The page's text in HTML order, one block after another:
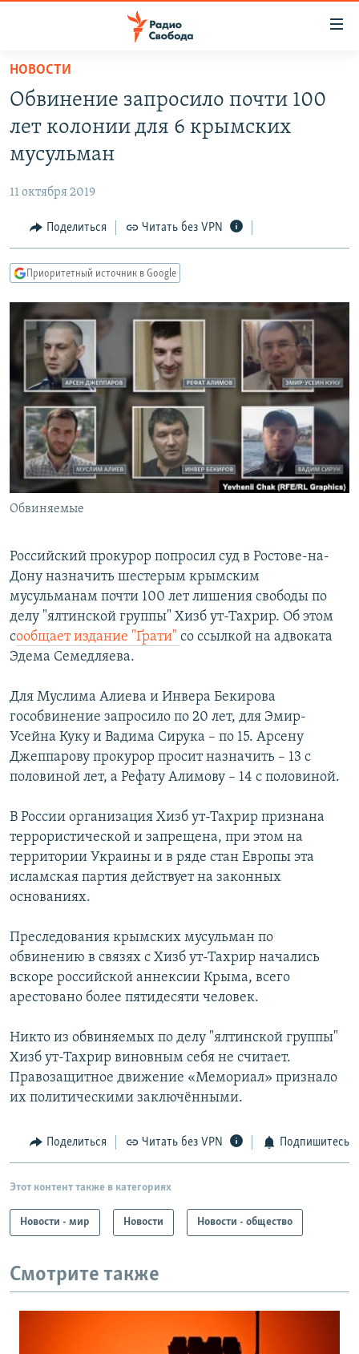
упрощенного
доступа
основному
Вернутся
Вернутся
поиску
ПРОГРАММЫ
МНЕНИЯ
КУЛЬТУРА
КАВКАЗ.РЕАЛИИ
СЕВЕР.РЕАЛИИ
СИБИРЬ.РЕАЛИИ
РАСПИСАНИЕ ВЕЩАНИЯ
ПОДПИШИТЕСЬ НА РАССЫЛКУ
СОЦИАЛЬНЫЕ СЕТИ
Все сайты РСЕ/РС
НОВОСТИ
Обвинение запросило почти 100
лет колонии для 6 крымских
мусульман
11 октября 2019
Поделиться Читать без VPN
Приоритетный источник в Google
Обвиняемые
Российский прокурор попросил суд в Ростове-на-
Дону назначить шестерым крымским
мусульманам почти 100 лет лишения свободы по
делу "ялтинской группы" Хизб ут-Тахрир. Об этом
сообщает издание "Ґрати" со ссылкой на адвоката
Эдема Семедляева.
Для Муслима Алиева и Инвера Бекирова
гособвинение запросило по 20 лет, для Эмир-
Усейна Куку и Вадима Сирука – по 15. Арсену
Джеппарову прокурор просит назначить – 13 с
половиной лет, а Рефату Алимову – 14 с половиной.
В России организация Хизб ут-Тахрир признана
террористической и запрещена, при этом на
территории Украины и в ряде стан Европы эта
исламская партия действует на законных
основаниях.
Преследования крымских мусульман по
обвинению в связях с Хизб ут-Тахрир начались
вскоре российской аннексии Крыма, всего
арестовано более пятидесяти человек.
Никто из обвиняемых по делу "ялтинской группы"
Хизб ут-Тахрир виновным себя не считает.
Правозащитное движение «Мемориал» признало
их политическими заключёнными.
Поделиться Читать без VPN Подпишитесь
Этот контент также в категориях
Новости - мир Новости Новости - общество
Смотрите также